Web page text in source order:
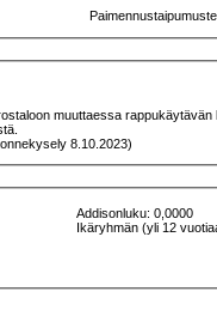
muuttaessa
8.10.2023)
Addisonluku: 0,0000
Ikäryhmän (yli 12